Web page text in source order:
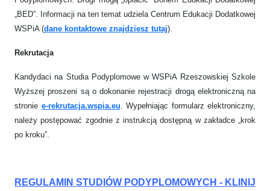
„BED”. Informacji na ten temat udziela Centrum Edukacji Dodatkowej
WSPiA (dane kontaktowe znajdziesz tutaj).
Rekrutacja
Kandydaci na Studia Podyplomowe w WSPiA Rzeszowskiej Szkole
Wyższej proszeni są o dokonanie rejestracji drogą elektroniczną na
stronie e-rekrutacja.wspia.eu. Wypełniając formularz elektroniczny,
należy postępować zgodnie z instrukcją dostępną w zakładce „krok
po kroku”.
REGULAMIN STUDIÓW PODYPLOMOWYCH - KLINIJ